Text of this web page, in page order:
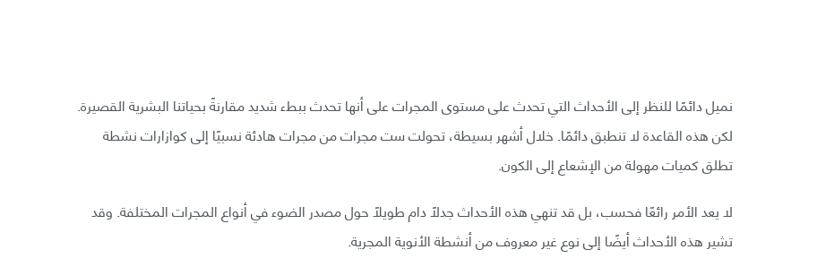
نميل دائمًا للنظر إلى الأحداث التي تحدث على مستوى المجرات على أنها تحدث ببطء شديد مقارنةً بحياتنا البشرية القصيرة.
لكن هذه القاعدة لا تنطبق دائمًا. خلال أشهر بسيطة، تحولت ست مجرات من مجرات هادئة نسبيًا إلى كوازارات نشطة
تطلق كميات مهولة من الإشعاع إلى الكون.
لا يعد الأمر رائعًا فحسب، بل قد تنهي هذه الأحداث جدلًا دام طويلًا حول مصدر الضوء في أنواع المجرات المختلفة. وقد
تشير هذه الأحداث أيضًا إلى نوع غير معروف من أنشطة الأنوية المجرية.